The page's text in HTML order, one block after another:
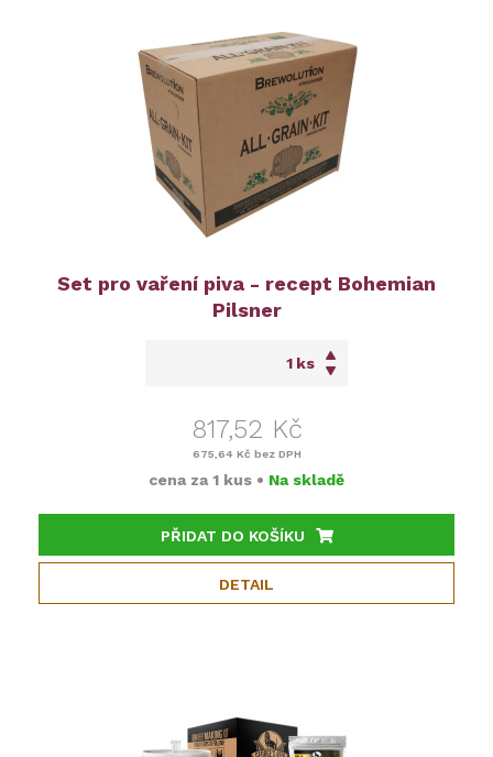
Set pro vaření piva - recept Bohemian
Pilsner
ks
817,52 Kč
675,64 Kč bez DPH
cena za 1 kus • Na skladě
PŘIDAT DO KOŠÍKU
DETAIL